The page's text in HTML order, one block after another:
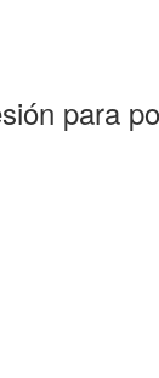
para